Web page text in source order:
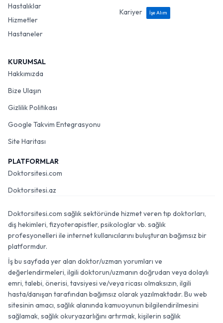
Hastalıklar
Hizmetler
Hastaneler
Kariyer
İşe Alım
KURUMSAL
Hakkımızda
Bize Ulaşın
Gizlilik Politikası
Google Takvim Entegrasyonu
Site Haritası
PLATFORMLAR
Doktorsitesi.com
Doktorsitesi.az
Doktorsitesi.com sağlık sektöründe hizmet veren tıp doktorları,
diş hekimleri, fizyoterapistler, psikologlar vb. sağlık
profesyonelleri ile internet kullanıcılarını buluşturan bağımsız bir
platformdur.
İş bu sayfada yer alan doktor/uzman yorumları ve
değerlendirmeleri, ilgili doktorun/uzmanın doğrudan veya dolaylı
emri, talebi, önerisi, tavsiyesi ve/veya ricası olmaksızın, ilgili
hasta/danışan tarafından bağımsız olarak yazılmaktadır. Bu web
sitesinin amacı, sağlık alanında kamuoyunun bilgilendirilmesini
sağlamak, sağlık okuryazarlığını artırmak, kişilerin sağlık